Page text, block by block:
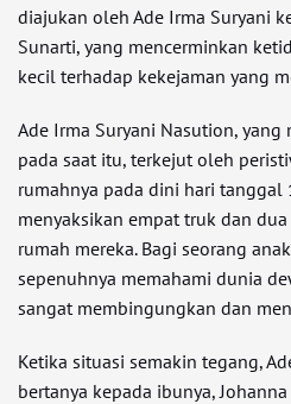
diajukan oleh Ade Irma Suryani
Sunarti, yang mencerminkan
kecil terhadap kekejaman yang
Ade Irma Suryani Nasution,
pada saat itu, terkejut oleh
rumahnya pada dini hari tanggal
menyaksikan empat truk dan
rumah mereka. Bagi seorang
sepenuhnya memahami dunia
sangat membingungkan dan
Ketika situasi semakin tegang,
bertanya kepada ibunya,